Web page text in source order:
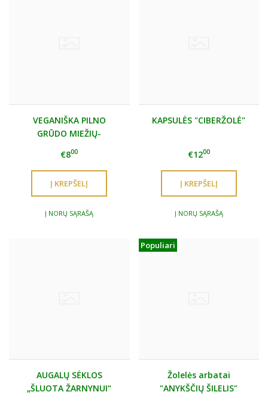
VEGANIŠKA PILNO
GRŪDO MIEŽIŲ-
€800
Į NORŲ SĄRAŠĄ
KAPSULĖS "CIBERŽOLĖ"
€1200
Į NORŲ SĄRAŠĄ
AUGALŲ SĖKLOS
„ŠLUOTA ŽARNYNUI“
Populiari
Žolelės arbatai
"ANYKŠČIŲ ŠILELIS"